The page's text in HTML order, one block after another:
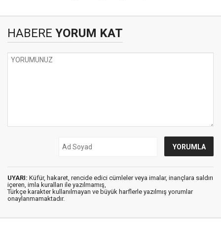
HABERE YORUM KAT
UYARI: Küfür, hakaret, rencide edici cümleler veya imalar, inançlara saldırı
içeren, imla kuralları ile yazılmamış,
Türkçe karakter kullanılmayan ve büyük harflerle yazılmış yorumlar
onaylanmamaktadır.